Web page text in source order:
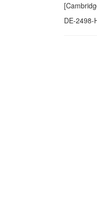
DE-2498-